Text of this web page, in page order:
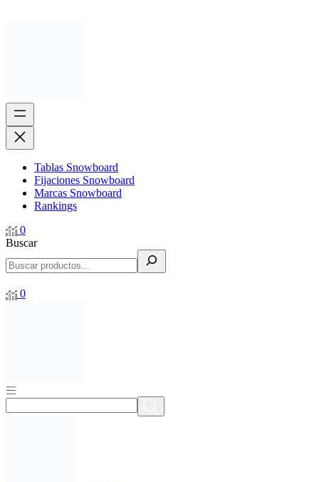
Tablas Snowboard
Fijaciones Snowboard
Marcas Snowboard
Rankings
0
Buscar
0